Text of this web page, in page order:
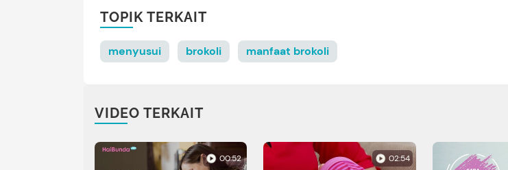
TOPIK TERKAIT
menyusui brokoli manfaat brokoli
VIDEO TERKAIT
00:52 02:54